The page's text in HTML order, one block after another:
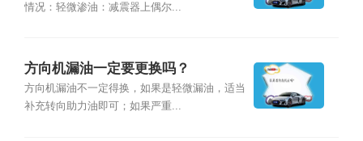
情况：轻微渗油：减震器上偶尔...
方向机漏油一定要更换吗？
方向机漏油不一定得换，如果是轻微漏油，适当
补充转向助力油即可；如果严重...